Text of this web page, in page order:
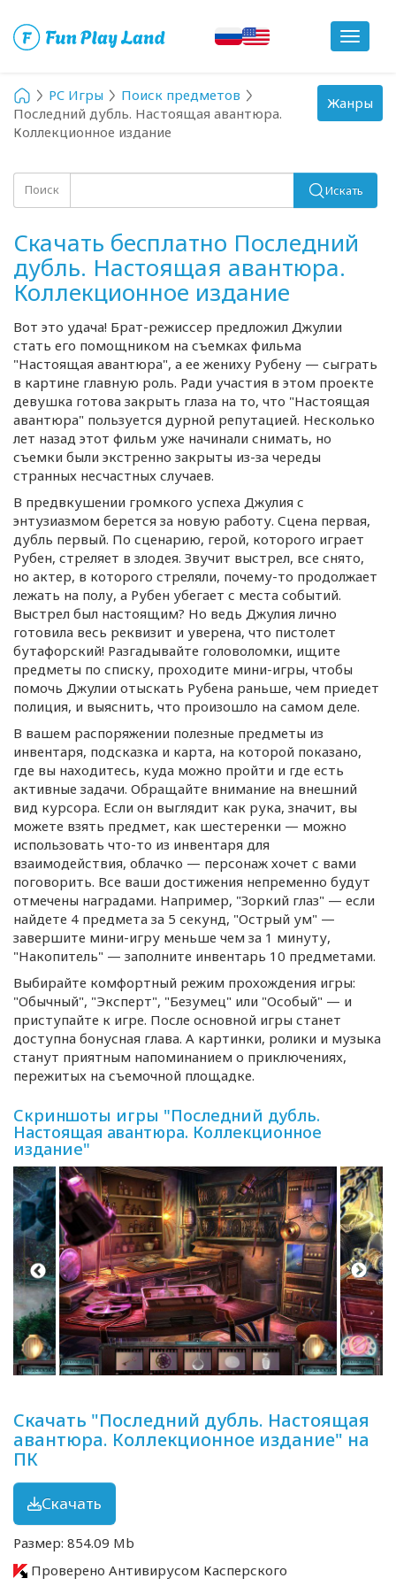
Toggle
PC Игры
Поиск предметов
Последний дубль. Настоящая авантюра.
Коллекционное издание
Поиск Искать
Скачать бесплатно Последний
дубль. Настоящая авантюра.
Коллекционное издание
Вот это удача! Брат-режиссер предложил Джулии
стать его помощником на съемках фильма
"Настоящая авантюра", а ее жениху Рубену — сыграть
в картине главную роль. Ради участия в этом проекте
девушка готова закрыть глаза на то, что "Настоящая
авантюра" пользуется дурной репутацией. Несколько
лет назад этот фильм уже начинали снимать, но
съемки были экстренно закрыты из-за череды
странных несчастных случаев.
В предвкушении громкого успеха Джулия с
энтузиазмом берется за новую работу. Сцена первая,
дубль первый. По сценарию, герой, которого играет
Рубен, стреляет в злодея. Звучит выстрел, все снято,
но актер, в которого стреляли, почему-то продолжает
лежать на полу, а Рубен убегает с места событий.
Выстрел был настоящим? Но ведь Джулия лично
готовила весь реквизит и уверена, что пистолет
бутафорский! Разгадывайте головоломки, ищите
предметы по списку, проходите мини-игры, чтобы
помочь Джулии отыскать Рубена раньше, чем приедет
полиция, и выяснить, что произошло на самом деле.
В вашем распоряжении полезные предметы из
инвентаря, подсказка и карта, на которой показано,
где вы находитесь, куда можно пройти и где есть
активные задачи. Обращайте внимание на внешний
вид курсора. Если он выглядит как рука, значит, вы
можете взять предмет, как шестеренки — можно
использовать что-то из инвентаря для
взаимодействия, облачко — персонаж хочет с вами
поговорить. Все ваши достижения непременно будут
отмечены наградами. Например, "Зоркий глаз" — если
найдете 4 предмета за 5 секунд, "Острый ум" —
завершите мини-игру меньше чем за 1 минуту,
"Накопитель" — заполните инвентарь 10 предметами.
Выбирайте комфортный режим прохождения игры:
"Обычный", "Эксперт", "Безумец" или "Особый" — и
приступайте к игре. После основной игры станет
доступна бонусная глава. А картинки, ролики и музыка
станут приятным напоминанием о приключениях,
пережитых на съемочной площадке.
Скриншоты игры "Последний дубль.
Настоящая авантюра. Коллекционное
издание"
Скачать "Последний дубль. Настоящая
авантюра. Коллекционное издание" на
ПК
Скачать
Размер: 854.09 Mb
Проверено Антивирусом Касперского
Toggle
navigation
Жанры